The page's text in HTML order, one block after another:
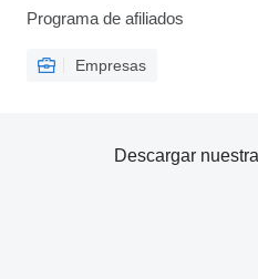
Programa de afiliados
Empresas
Descargar